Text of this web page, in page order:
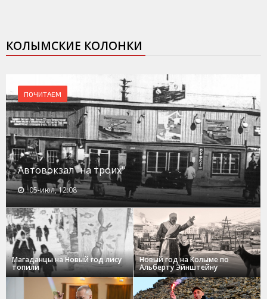
КОЛЫМСКИЕ КОЛОНКИ
ПОЧИТАЕМ
Автовокзал "на троих"
05-июл, 12:08
Магаданцы на Новый год лису
топили
Новый год на Колыме по
Альберту Эйнштейну